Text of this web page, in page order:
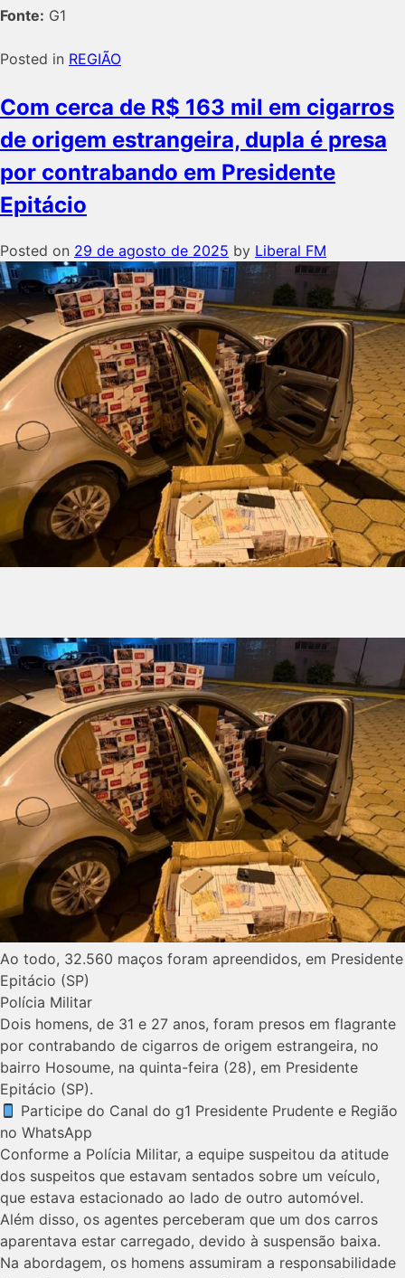
Fonte: G1
Posted in REGIÃO
Com cerca de R$ 163 mil em cigarros
de origem estrangeira, dupla é presa
por contrabando em Presidente
Epitácio
Posted on 29 de agosto de 2025 by Liberal FM
Ao todo, 32.560 maços foram apreendidos, em Presidente
Epitácio (SP)
Polícia Militar
Dois homens, de 31 e 27 anos, foram presos em flagrante
por contrabando de cigarros de origem estrangeira, no
bairro Hosoume, na quinta-feira (28), em Presidente
Epitácio (SP).
Participe do Canal do g1 Presidente Prudente e Região
no WhatsApp
Conforme a Polícia Militar, a equipe suspeitou da atitude
dos suspeitos que estavam sentados sobre um veículo,
que estava estacionado ao lado de outro automóvel.
Além disso, os agentes perceberam que um dos carros
aparentava estar carregado, devido à suspensão baixa.
Na abordagem, os homens assumiram a responsabilidade